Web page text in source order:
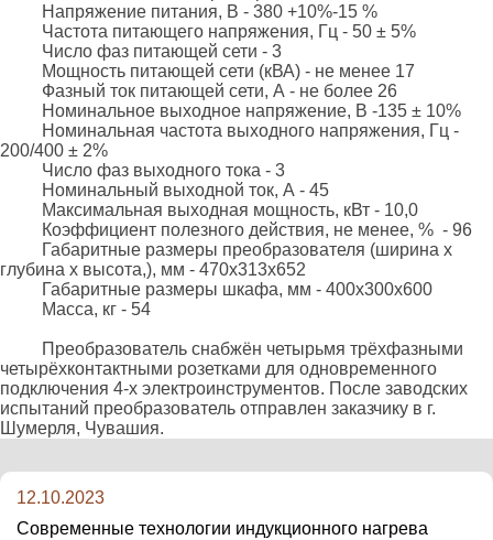
Напряжение питания, В - 380 +10%-15 %
Частота питающего напряжения, Гц - 50 ± 5%
Число фаз питающей сети - 3
Мощность питающей сети (кВА) - не менее 17
Фазный ток питающей сети, А - не более 26
Номинальное выходное напряжение, В -135 ± 10%
Номинальная частота выходного напряжения, Гц -
200/400 ± 2%
Число фаз выходного тока - 3
Номинальный выходной ток, А - 45
Максимальная выходная мощность, кВт - 10,0
Коэффициент полезного действия, не менее, % - 96
Габаритные размеры преобразователя (ширина х
глубина х высота,), мм - 470х313х652
Габаритные размеры шкафа, мм - 400х300х600
Масса, кг - 54
Преобразователь снабжён четырьмя трёхфазными
четырёхконтактными розетками для одновременного
подключения 4-х электроинструментов. После заводских
испытаний преобразователь отправлен заказчику в г.
Шумерля, Чувашия.
12.10.2023
Современные технологии индукционного нагрева